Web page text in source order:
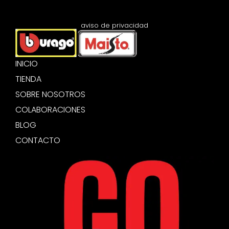
INICIO
TIENDA
SOBRE NOSOTROS
COLABORACIONES
BLOG
CONTACTO
aviso de privacidad